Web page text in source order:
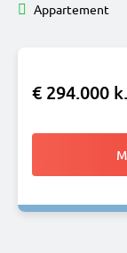
Appartement
€ 294.000